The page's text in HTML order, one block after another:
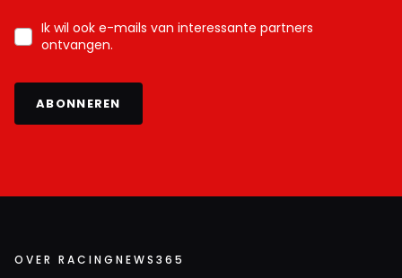
Ik wil ook e-mails van interessante partners
ontvangen.
ABONNEREN
OVER RACINGNEWS365